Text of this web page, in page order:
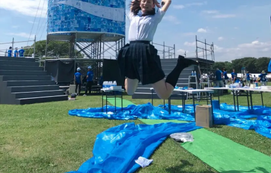
おでかけ
お悩み相談
MODEL'S BLOG
TikTok
Instagram
YouTube
FORTUNE
ゲッターズ飯田
MISS SEVENTEEN
ミスセブンティーンニュース
MAGAZINE